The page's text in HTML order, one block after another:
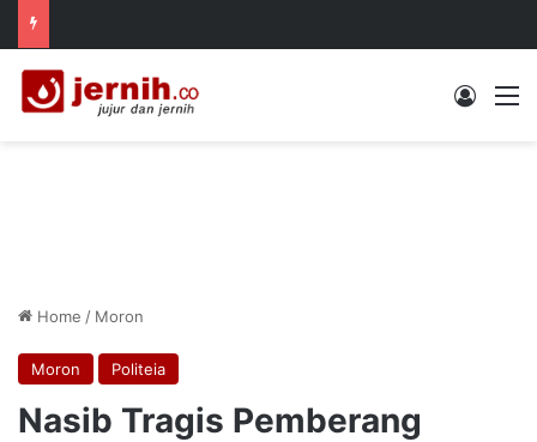
Log In
Home / Moron
Moron Politeia
Nasib Tragis Pemberang